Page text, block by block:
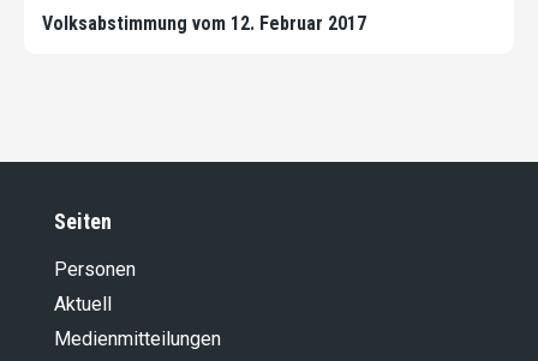
Volksabstimmung vom 12. Februar 2017
Seiten
Personen
Aktuell
Medienmitteilungen